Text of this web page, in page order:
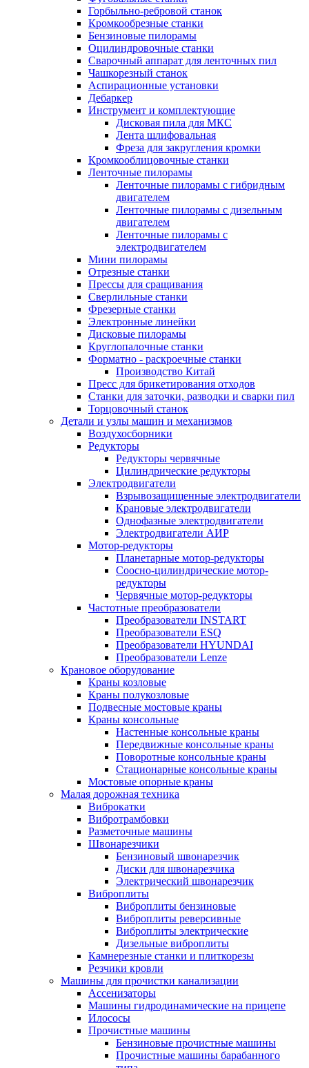
Горбыльно-ребровой станок
Кромкообрезные станки
Бензиновые пилорамы
Оцилиндровочные станки
Сварочный аппарат для ленточных пил
Чашкорезный станок
Аспирационные установки
Дебаркер
Инструмент и комплектующие
Дисковая пила для МКС
Лента шлифовальная
Фреза для закругления кромки
Кромкооблицовочные станки
Ленточные пилорамы
Ленточные пилорамы с гибридным
двигателем
Ленточные пилорамы с дизельным
двигателем
Ленточные пилорамы с
электродвигателем
Мини пилорамы
Отрезные станки
Прессы для сращивания
Сверлильные станки
Фрезерные станки
Электронные линейки
Дисковые пилорамы
Круглопалочные станки
Форматно - раскроечные станки
Производство Китай
Пресс для брикетирования отходов
Станки для заточки, разводки и сварки пил
Торцовочный станок
Детали и узлы машин и механизмов
Воздухосборники
Редукторы
Редукторы червячные
Цилиндрические редукторы
Электродвигатели
Взрывозащищенные электродвигатели
Крановые электродвигатели
Однофазные электродвигатели
Электродвигатели АИР
Мотор-редукторы
Планетарные мотор-редукторы
Соосно-цилиндрические мотор-
редукторы
Червячные мотор-редукторы
Частотные преобразователи
Преобразователи INSTART
Преобразователи ESQ
Преобразователи HYUNDAI
Преобразователи Lenze
Крановое оборудование
Краны козловые
Краны полукозловые
Подвесные мостовые краны
Краны консольные
Настенные консольные краны
Передвижные консольные краны
Поворотные консольные краны
Стационарные консольные краны
Мостовые опорные краны
Малая дорожная техника
Виброкатки
Вибротрамбовки
Разметочные машины
Швонарезчики
Бензиновый швонарезчик
Диски для швонарезчика
Электрический швонарезчик
Виброплиты
Виброплиты бензиновые
Виброплиты реверсивные
Виброплиты электрические
Дизельные виброплиты
Камнерезные станки и плиткорезы
Резчики кровли
Машины для прочистки канализации
Ассенизаторы
Машины гидродинамические на прицепе
Илососы
Прочистные машины
Бензиновые прочистные машины
Прочистные машины барабанного